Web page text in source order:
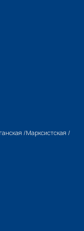
/Марксистская /